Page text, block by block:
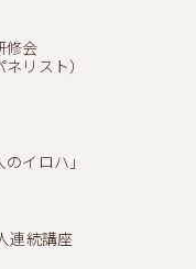
修会
リスト）
イロハ」
連続講座